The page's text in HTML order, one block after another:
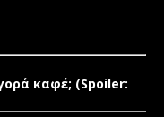
καφέ; (Spoiler: